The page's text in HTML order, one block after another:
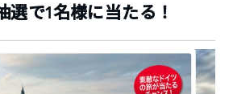
選で1名様に当たる！